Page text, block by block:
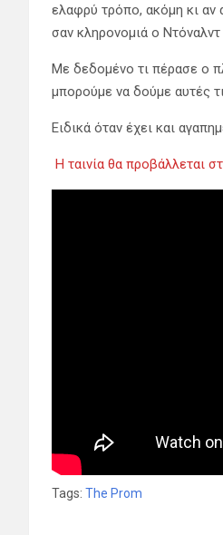
ελαφρύ τρόπο, ακόμη κι αν
σαν κληρονομιά ο
Με δεδομένο τι πέρασε ο
μπορούμε να δούμε αυτές
Ειδικά όταν έχει και
Η ταινία θα προβάλλεται
Tags: The Prom